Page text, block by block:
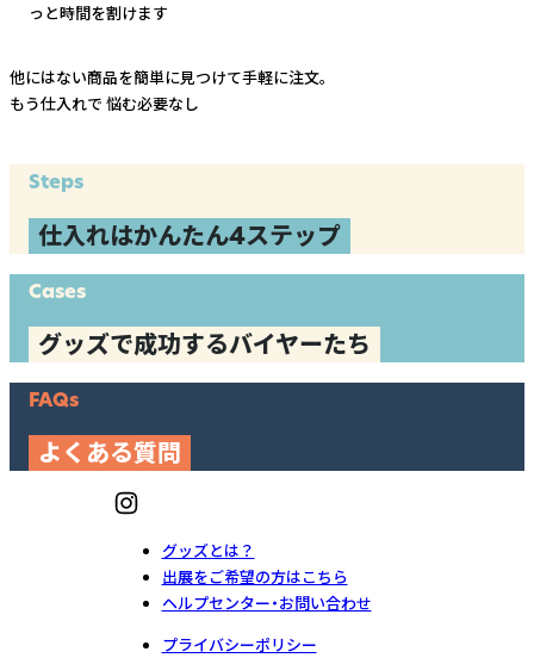
っと時間を割けます
他にはない商品を簡単に見つけて手軽に注文。
もう仕入れで 悩む必要なし
Steps
仕入れはかんたん4ステップ
Cases
グッズで成功するバイヤーたち
FAQs
よくある質問
グッズとは？
出展をご希望の方はこちら
ヘルプセンター・お問い合わせ
プライバシーポリシー